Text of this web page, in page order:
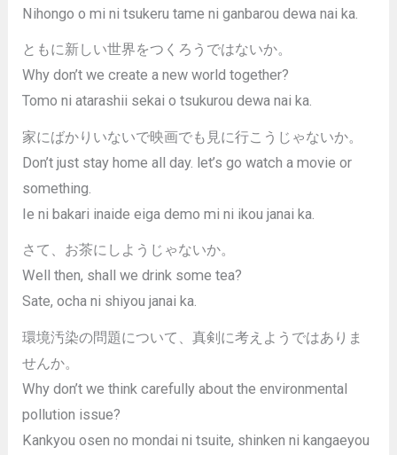
Nihongo o mi ni tsukeru tame ni ganbarou dewa nai ka.
ともに新しい世界をつくろうではないか。
Why don’t we create a new world together?
Tomo ni atarashii sekai o tsukurou dewa nai ka.
家にばかりいないで映画でも見に行こうじゃないか。
Don’t just stay home all day. let’s go watch a movie or
something.
Ie ni bakari inaide eiga demo mi ni ikou janai ka.
さて、お茶にしようじゃないか。
Well then, shall we drink some tea?
Sate, ocha ni shiyou janai ka.
環境汚染の問題について、真剣に考えようではありま
せんか。
Why don’t we think carefully about the environmental
pollution issue?
Kankyou osen no mondai ni tsuite, shinken ni kangaeyou